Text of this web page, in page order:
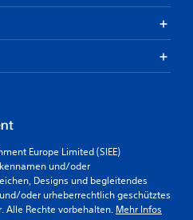
Europe Limited (SIEE)
und/oder
Designs und begleitendes
oder urheberrechtlich geschütztes
Alle Rechte vorbehalten. Mehr Infos